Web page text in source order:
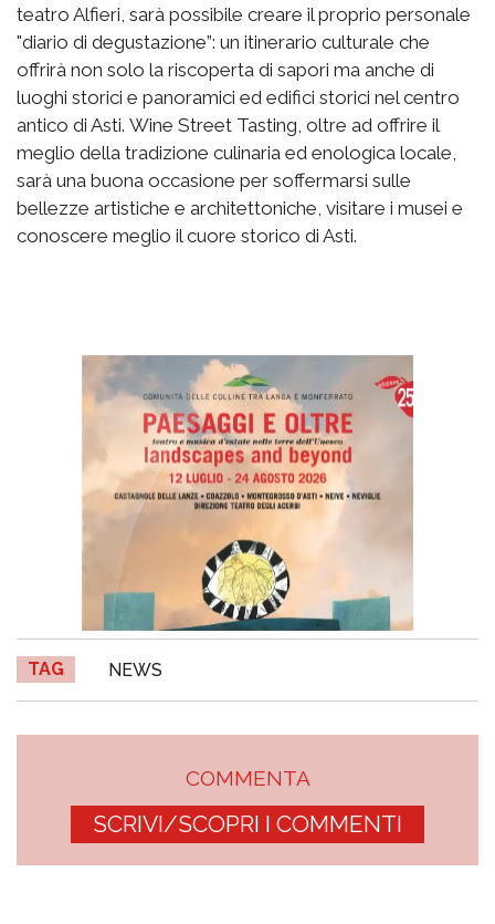
teatro Alfieri, sarà possibile creare il proprio personale
"diario di degustazione”: un itinerario culturale che
offrirà non solo la riscoperta di sapori ma anche di
luoghi storici e panoramici ed edifici storici nel centro
antico di Asti. Wine Street Tasting, oltre ad offrire il
meglio della tradizione culinaria ed enologica locale,
sarà una buona occasione per soffermarsi sulle
bellezze artistiche e architettoniche, visitare i musei e
conoscere meglio il cuore storico di Asti.
TAG NEWS
COMMENTA
SCRIVI/SCOPRI I COMMENTI